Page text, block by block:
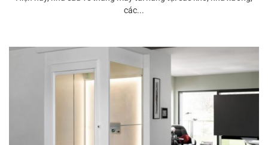
các...